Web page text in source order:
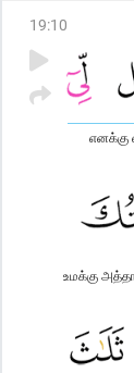
19:10
எனக்கு
உமக்கு